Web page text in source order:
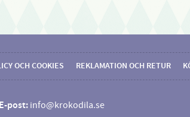
OCH COOKIES REKLAMATION OCH RETUR
E-post: info@krokodila.se